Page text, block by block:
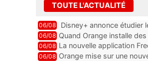
TOUTE L'ACTUALITÉ
06/08 Disney+ annonce étudier
06/08 Quand Orange installe
06/08 La nouvelle application
abonnés Freebox, testez
06/08 Orange mise sur une